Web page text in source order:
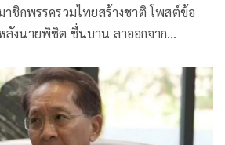
าชิกพรรครวมไทยสร้างชาติ โพสต์ข้อ
นบาน ลาออกจาก